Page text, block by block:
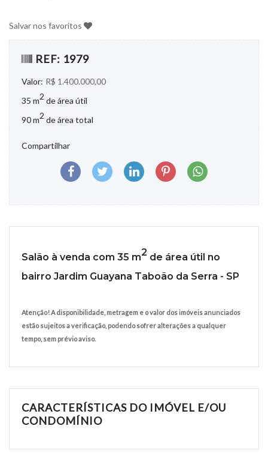
Salvar nos favoritos
REF: 1979
Valor: R$ 1.400.000,00
35 m2 de área útil
90 m2 de área total
Compartilhar
Salão à venda com 35 m2 de área útil no
bairro Jardim Guayana Taboão da Serra - SP
Atenção! A disponibilidade, metragem e o valor dos imóveis anunciados
estão sujeitos a verificação, podendo sofrer alterações a qualquer
tempo, sem prévio aviso.
CARACTERÍSTICAS DO IMÓVEL E/OU
CONDOMÍNIO